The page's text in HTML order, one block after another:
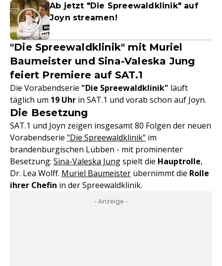
Ab jetzt "Die Spreewaldklinik" auf
Joyn streamen!
"Die Spreewaldklinik" mit Muriel
Baumeister und Sina-Valeska Jung
feiert Premiere auf SAT.1
Die Vorabendserie "Die Spreewaldklinik" läuft
täglich um 19 Uhr in SAT.1 und vorab schon auf Joyn.
Die Besetzung
SAT.1 und Joyn zeigen insgesamt 80 Folgen der neuen
Vorabendserie "Die Spreewaldklinik" im
brandenburgischen Lübben - mit prominenter
Besetzung: Sina-Valeska Jungspielt die Hauptrolle,
Dr. Lea Wolff. Muriel Baumeister übernimmt die Rolle
ihrer Chefin in der Spreewaldklinik.
- Anzeige -